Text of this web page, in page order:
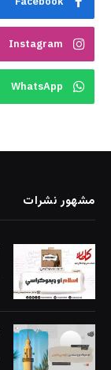
Instagram
WhatsApp
مشهور نشرات